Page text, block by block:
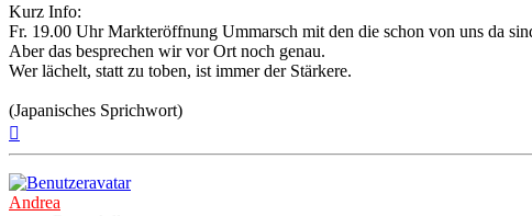
Kurz Info:
Fr. 19.00 Uhr Markteröffnung Ummarsch mit den die schon von uns da
Aber das besprechen wir vor Ort noch genau.
Wer lächelt, statt zu toben, ist immer der Stärkere.
(Japanisches Sprichwort)
Andrea